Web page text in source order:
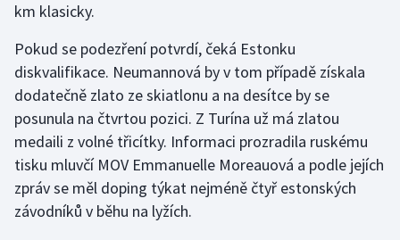
Lyže a snowboard
Moderní pětiboj
Motorsport
Olympijské hry
km klasicky.
Pokud se podezření potvrdí, čeká Estonku
diskvalifikace. Neumannová by v tom případě získala
dodatečně zlato ze skiatlonu a na desítce by se
posunula na čtvrtou pozici. Z Turína už má zlatou
medaili z volné třicítky. Informaci prozradila ruskému
tisku mluvčí MOV Emmanuelle Moreauová a podle jejích
zpráv se měl doping týkat nejméně čtyř estonských
závodníků v běhu na lyžích.